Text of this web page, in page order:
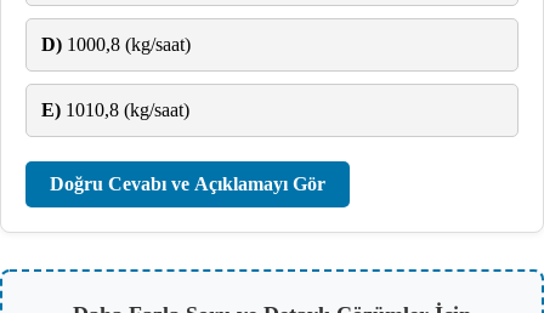
D) 1000,8 (kg/saat)
E) 1010,8 (kg/saat)
Doğru Cevabı ve Açıklamayı Gör